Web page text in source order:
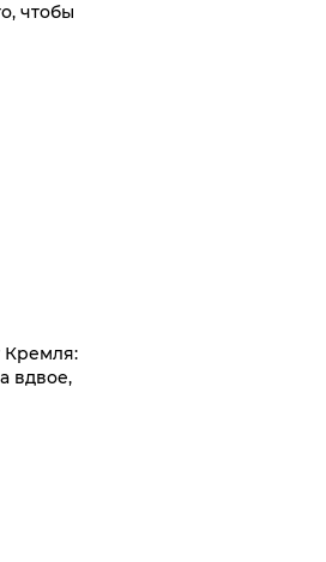
чтобы
Кремля:
вдвое,